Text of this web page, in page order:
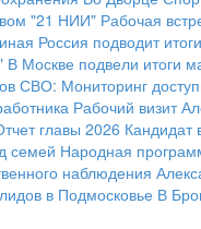
"21 НИИ" Рабочая
Россия подводит
В Москве подвели итоги
СВО: Мониторинг
Рабочий визит
главы 2026 Кандидат
семей Народная
наблюдения
в Подмосковье В